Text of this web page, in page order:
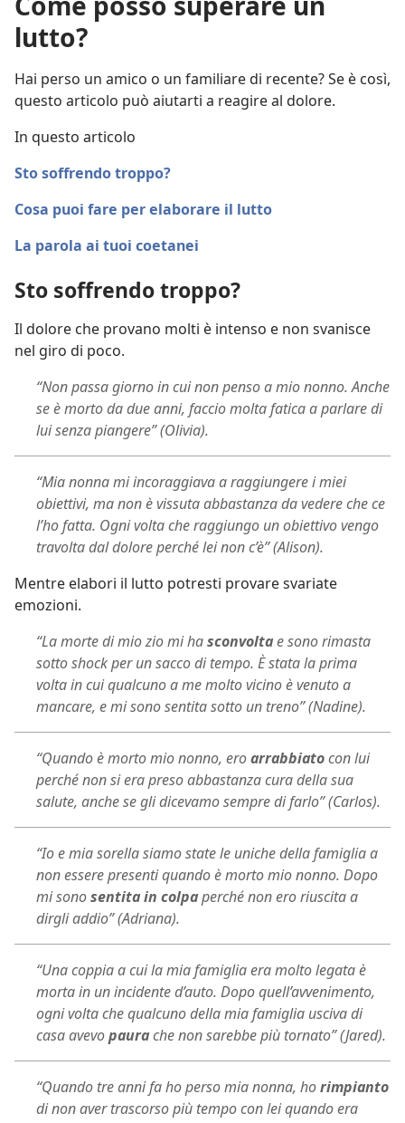
lutto?
Hai perso un amico o un familiare di recente? Se è così,
questo articolo può aiutarti a reagire al dolore.
In questo articolo
Sto soffrendo troppo?
Cosa puoi fare per elaborare il lutto
La parola ai tuoi coetanei
Sto soffrendo troppo?
Il dolore che provano molti è intenso e non svanisce
nel giro di poco.
“Non passa giorno in cui non penso a mio nonno. Anche
se è morto da due anni, faccio molta fatica a parlare di
lui senza piangere” (Olivia).
“Mia nonna mi incoraggiava a raggiungere i miei
obiettivi, ma non è vissuta abbastanza da vedere che ce
l’ho fatta. Ogni volta che raggiungo un obiettivo vengo
travolta dal dolore perché lei non c’è” (Alison).
Mentre elabori il lutto potresti provare svariate
emozioni.
“La morte di mio zio mi hasconvoltae sono rimasta
sotto shock per un sacco di tempo. È stata la prima
volta in cui qualcuno a me molto vicino è venuto a
mancare, e mi sono sentita sotto un treno” (Nadine).
“Quando è morto mio nonno, eroarrabbiatocon lui
perché non si era preso abbastanza cura della sua
salute, anche se gli dicevamo sempre di farlo” (Carlos).
“Io e mia sorella siamo state le uniche della famiglia a
non essere presenti quando è morto mio nonno. Dopo
mi sonosentita in colpaperché non ero riuscita a
dirgli addio” (Adriana).
“Una coppia a cui la mia famiglia era molto legata è
morta in un incidente d’auto. Dopo quell’avvenimento,
ogni volta che qualcuno della mia famiglia usciva di
casa avevopaurache non sarebbe più tornato” (Jared).
“Quando tre anni fa ho perso mia nonna, horimpianto
di non aver trascorso più tempo con lei quando era